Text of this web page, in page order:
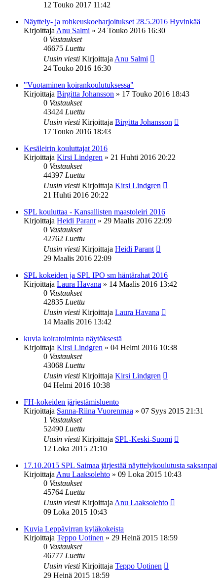
12 Touko 2017 11:42
Näyttely- ja rohkeuskoeharjoitukset 28.5.2016 Hyvinkää
Kirjoittaja Anu Salmi » 24 Touko 2016 16:30
0 Vastaukset
46675 Luettu
Uusin viesti Kirjoittaja Anu Salmi
24 Touko 2016 16:30
"Vuotaminen koirankoulutuksessa"
Kirjoittaja Birgitta Johansson » 17 Touko 2016 18:43
0 Vastaukset
43424 Luettu
Uusin viesti Kirjoittaja Birgitta Johansson
17 Touko 2016 18:43
Kesäleirin kouluttajat 2016
Kirjoittaja Kirsi Lindgren » 21 Huhti 2016 20:22
0 Vastaukset
44397 Luettu
Uusin viesti Kirjoittaja Kirsi Lindgren
21 Huhti 2016 20:22
SPL kouluttaa - Kansallisten maastoleiri 2016
Kirjoittaja Heidi Parant » 29 Maalis 2016 22:09
0 Vastaukset
42762 Luettu
Uusin viesti Kirjoittaja Heidi Parant
29 Maalis 2016 22:09
SPL kokeiden ja SPL IPO sm häntärahat 2016
Kirjoittaja Laura Havana » 14 Maalis 2016 13:42
0 Vastaukset
42835 Luettu
Uusin viesti Kirjoittaja Laura Havana
14 Maalis 2016 13:42
kuvia koiratoiminta näytöksestä
Kirjoittaja Kirsi Lindgren » 04 Helmi 2016 10:38
0 Vastaukset
43068 Luettu
Uusin viesti Kirjoittaja Kirsi Lindgren
04 Helmi 2016 10:38
FH-kokeiden järjestämisluento
Kirjoittaja Sanna-Riina Vuorenmaa » 07 Syys 2015 21:31
1 Vastaukset
52490 Luettu
Uusin viesti Kirjoittaja SPL-Keski-Suomi
12 Loka 2015 21:10
17.10.2015 SPL Saimaa järjestää näyttelykoulutusta saksanpai
Kirjoittaja Anu Laaksolehto » 09 Loka 2015 10:43
0 Vastaukset
45764 Luettu
Uusin viesti Kirjoittaja Anu Laaksolehto
09 Loka 2015 10:43
Kuvia Leppävirran kyläkokeista
Kirjoittaja Teppo Uotinen » 29 Heinä 2015 18:59
0 Vastaukset
46777 Luettu
Uusin viesti Kirjoittaja Teppo Uotinen
29 Heinä 2015 18:59